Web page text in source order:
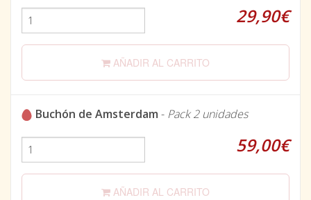
29,90€
AÑADIR AL CARRITO
Buchón de Amsterdam - Pack 2 unidades
59,00€
AÑADIR AL CARRITO